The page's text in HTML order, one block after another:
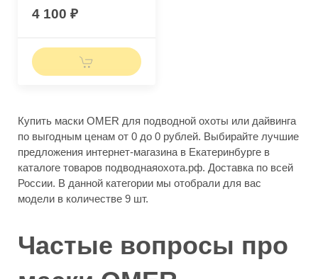
4 100
Купить маски OMER для подводной охоты или дайвинга
по выгодным ценам от 0 до 0 рублей. Выбирайте лучшие
предложения интернет-магазина в Екатеринбурге в
каталоге товаров подводнаяохота.рф. Доставка по всей
России. В данной категории мы отобрали для вас
модели в количестве 9 шт.
Частые вопросы про